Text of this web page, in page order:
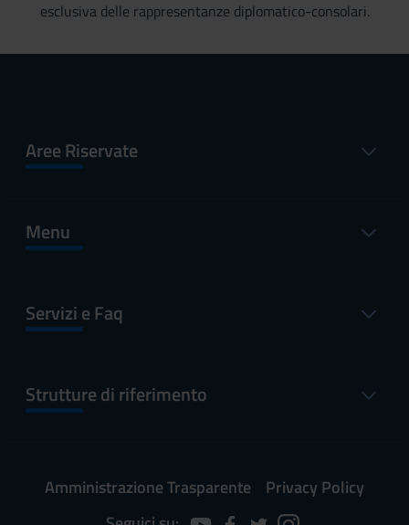
esclusiva delle rappresentanze diplomatico-consolari.
Aree Riservate
Menu
Servizi e Faq
Strutture di riferimento
Amministrazione Trasparente
Privacy Policy